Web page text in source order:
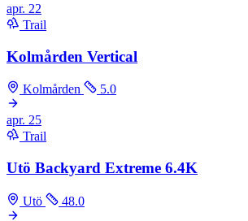
apr. 22
Trail
Kolmården Vertical
Kolmården 5.0
apr. 25
Trail
Utö Backyard Extreme 6.4K
Utö 48.0